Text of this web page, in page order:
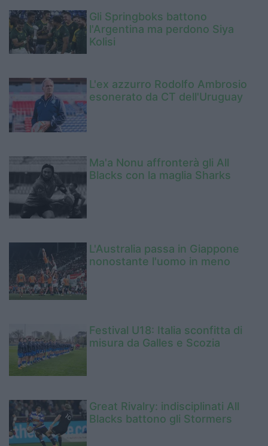
Gli Springboks battono
l'Argentina ma perdono Siya
Kolisi
L'ex azzurro Rodolfo Ambrosio
esonerato da CT dell'Uruguay
Ma'a Nonu affronterà gli All
Blacks con la maglia Sharks
L'Australia passa in Giappone
nonostante l'uomo in meno
Festival U18: Italia sconfitta di
misura da Galles e Scozia
Great Rivalry: indisciplinati All
Blacks battono gli Stormers